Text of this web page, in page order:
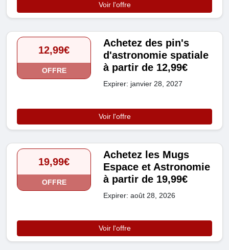
Voir l'offre
12,99€
OFFRE
Achetez des pin's
d'astronomie spatiale
à partir de 12,99€
Expirer: janvier 28, 2027
Voir l'offre
19,99€
OFFRE
Achetez les Mugs
Espace et Astronomie
à partir de 19,99€
Expirer: août 28, 2026
Voir l'offre